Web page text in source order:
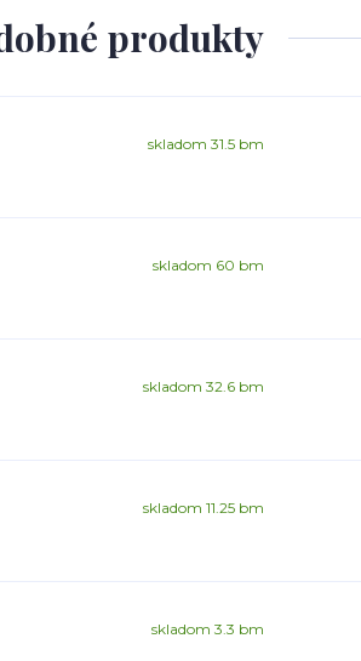
produkty
skladom 31.5 bm
skladom 60 bm
skladom 32.6 bm
skladom 11.25 bm
skladom 3.3 bm